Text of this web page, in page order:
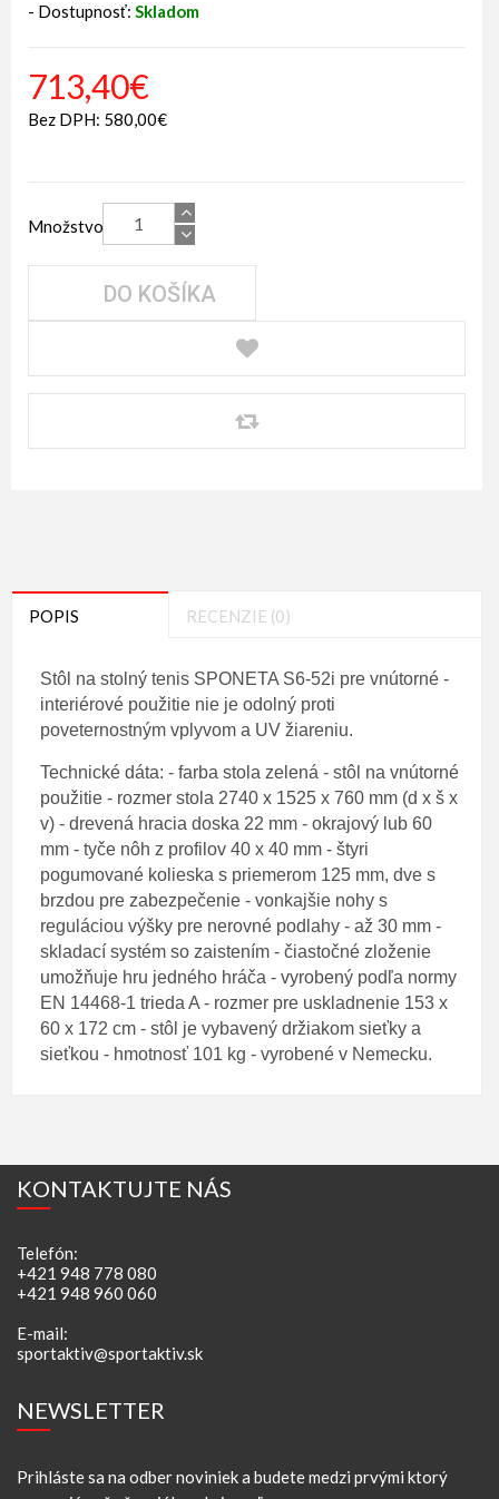
- Dostupnosť: Skladom
713,40€
Bez DPH: 580,00€
Množstvo
DO KOŠÍKA
POPIS RECENZIE (0)
Stôl na stolný tenis SPONETA S6-52i pre vnútorné -
interiérové použitie nie je odolný proti
poveternostným vplyvom a UV žiareniu.
Technické dáta: - farba stola zelená - stôl na vnútorné
použitie - rozmer stola 2740 x 1525 x 760 mm (d x š x
v) - drevená hracia doska 22 mm - okrajový lub 60
mm - tyče nôh z profilov 40 x 40 mm - štyri
pogumované kolieska s priemerom 125 mm, dve s
brzdou pre zabezpečenie - vonkajšie nohy s
reguláciou výšky pre nerovné podlahy - až 30 mm -
skladací systém so zaistením - čiastočné zloženie
umožňuje hru jedného hráča - vyrobený podľa normy
EN 14468-1 trieda A - rozmer pre uskladnenie 153 x
60 x 172 cm - stôl je vybavený držiakom sieťky a
sieťkou - hmotnosť 101 kg - vyrobené v Nemecku.
KONTAKTUJTE NÁS
Telefón:
+421 948 778 080
+421 948 960 060
E-mail:
sportaktiv@sportaktiv.sk
NEWSLETTER
Prihláste sa na odber noviniek a budete medzi prvými ktorý